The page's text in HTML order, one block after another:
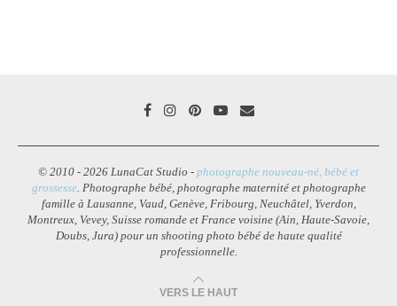
© 2010 - 2026 LunaCat Studio - photographe nouveau-né, bébé et
grossesse. Photographe bébé, photographe maternité et photographe
famille à Lausanne, Vaud, Genève, Fribourg, Neuchâtel, Yverdon,
Montreux, Vevey, Suisse romande et France voisine (Ain, Haute-Savoie,
Doubs, Jura) pour un shooting photo bébé de haute qualité
professionnelle.
VERS LE HAUT